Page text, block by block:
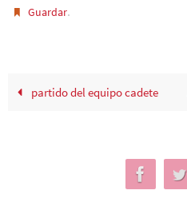
Guardar.
partido del equipo cadete